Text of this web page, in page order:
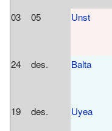
03 05 Unst
24 des. Balta
19 des. Uyea